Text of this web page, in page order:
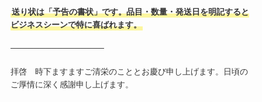
送り状は「予告の書状」です。品目・数量・発送日を明記すると
ビジネスシーンで特に喜ばれます。
────────────────
拝啓 時下ますますご清栄のこととお慶び申し上げます。日頃の
ご厚情に深く感謝申し上げます。